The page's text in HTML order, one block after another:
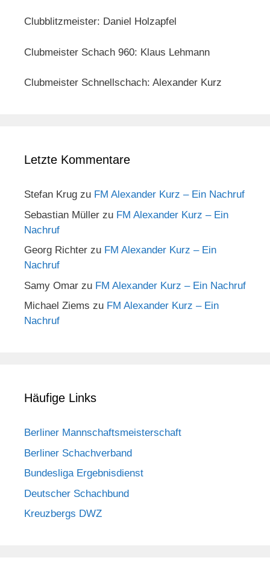
Clubblitzmeister: Daniel Holzapfel
Clubmeister Schach 960: Klaus Lehmann
Clubmeister Schnellschach: Alexander Kurz
Letzte Kommentare
Stefan Krug zu FM Alexander Kurz – Ein Nachruf
Sebastian Müller zu FM Alexander Kurz – Ein
Nachruf
Georg Richter zu FM Alexander Kurz – Ein
Nachruf
Samy Omar zu FM Alexander Kurz – Ein Nachruf
Michael Ziems zu FM Alexander Kurz – Ein
Nachruf
Häufige Links
Berliner Mannschaftsmeisterschaft
Berliner Schachverband
Bundesliga Ergebnisdienst
Deutscher Schachbund
Kreuzbergs DWZ